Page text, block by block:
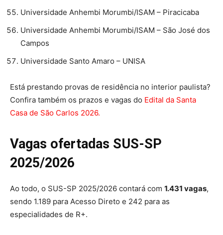
Universidade Anhembi Morumbi/ISAM – Piracicaba
Universidade Anhembi Morumbi/ISAM – São José dos
Campos
Universidade Santo Amaro – UNISA
Está prestando provas de residência no interior paulista?
Confira também os prazos e vagas do Edital da Santa
Casa de São Carlos 2026.
Vagas ofertadas SUS-SP
2025/2026
Ao todo, o SUS-SP 2025/2026 contará com 1.431 vagas,
sendo 1.189 para Acesso Direto e 242 para as
especialidades de R+.